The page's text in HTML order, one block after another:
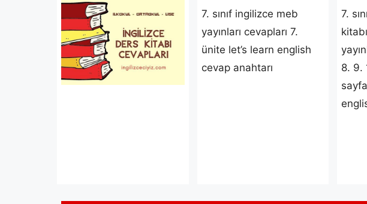
7. sınıf ingilizce meb
yayınları cevapları 7.
ünite let’s learn english
cevap anahtarı
7.
8. 9.